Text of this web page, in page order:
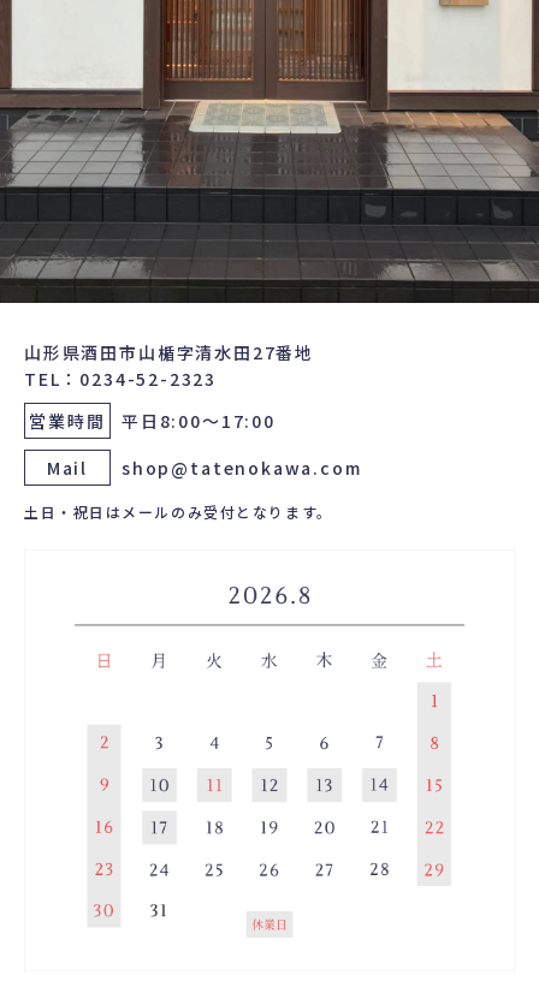
山形県酒田市山楯字清水田27番地
TEL：0234-52-2323
営業時間
平日8:00～17:00
Mail
shop@tatenokawa.com
土日・祝日はメールのみ受付となります。